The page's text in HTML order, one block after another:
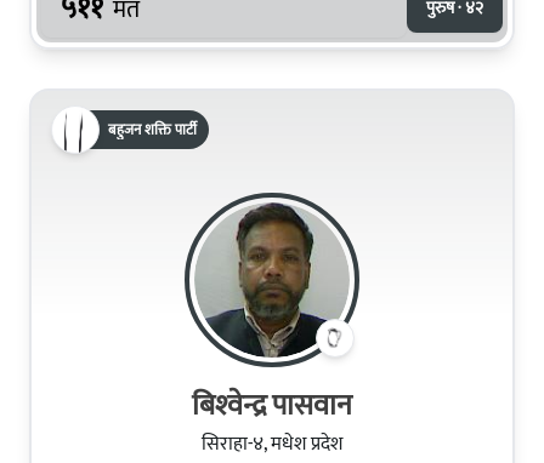
मत पुरुष · ४२
बहुजन शक्ति पार्टी
बिश्‍वेन्द्र पासवान
सिराहा-४, मधेश प्रदेश